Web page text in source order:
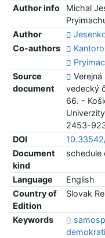
Author info
Michal
Author
Co-authors
Source
document
vedecký
66. -
2453-
DOI
Document
kind
schedule
Language
English
Country of
Edition
Slovak
Keywords